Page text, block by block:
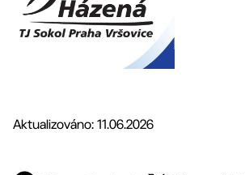
Aktualizováno: 11.06.2026